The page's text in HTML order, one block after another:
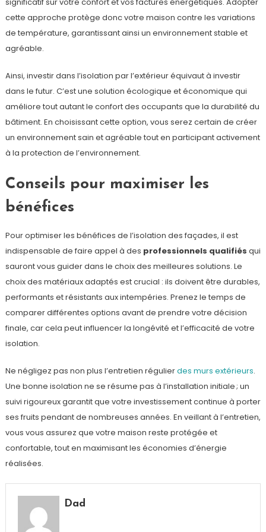
cette approche protège donc votre maison contre les variations
de température, garantissant ainsi un environnement stable et
agréable.
Ainsi, investir dans l’isolation par l’extérieur équivaut à investir
dans le futur. C’est une solution écologique et économique qui
améliore tout autant le confort des occupants que la durabilité du
bâtiment. En choisissant cette option, vous serez certain de créer
un environnement sain et agréable tout en participant activement
à la protection de l’environnement.
Conseils pour maximiser les
bénéfices
Pour optimiser les bénéfices de l’isolation des façades, il est
indispensable de faire appel à des professionnels qualifiés qui
sauront vous guider dans le choix des meilleures solutions. Le
choix des matériaux adaptés est crucial : ils doivent être durables,
performants et résistants aux intempéries. Prenez le temps de
comparer différentes options avant de prendre votre décision
finale, car cela peut influencer la longévité et l’efficacité de votre
isolation.
Ne négligez pas non plus l’entretien régulierdes murs extérieurs.
Une bonne isolation ne se résume pas à l’installation initiale ; un
suivi rigoureux garantit que votre investissement continue à porter
ses fruits pendant de nombreuses années. En veillant à l’entretien,
vous vous assurez que votre maison reste protégée et
confortable, tout en maximisant les économies d’énergie
réalisées.
Dad